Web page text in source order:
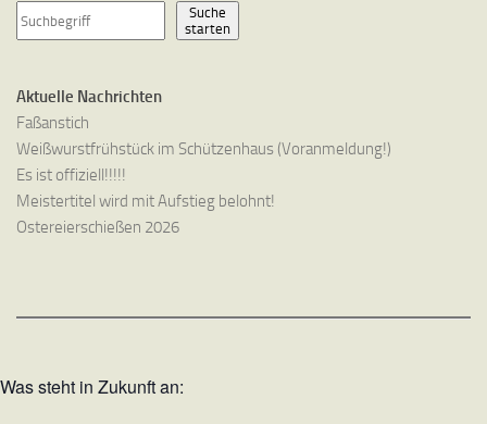
Suche
starten
Aktuelle Nachrichten
Faßanstich
Weißwurstfrühstück im Schützenhaus (Voranmeldung!)
Es ist offiziell!!!!!
Meistertitel wird mit Aufstieg belohnt!
Ostereierschießen 2026
Was steht in Zukunft an: